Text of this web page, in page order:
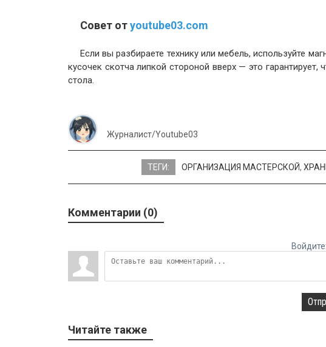
Совет отyoutube03.com
Если вы разбираете технику или мебель, используйте
кусочек скотча липкой стороной вверх — это
стола.
Журналист/Youtube03
ТЕГИ: ОРГАНИЗАЦИЯ МАСТЕРСКОЙ,
Комментарии (0)
Войдите:
Читайте также